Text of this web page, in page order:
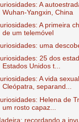
A
Wuhan-Yangxin, China
A primeira
de um telemóvel
uma
25 dos
Estados Unidos t...
A vida
Cleópatra, separand...
Helena de
um rosto capaz...
recordando a